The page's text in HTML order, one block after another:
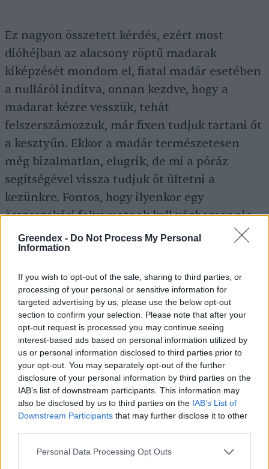
Greendex - Do Not Process My Personal
Information
If you wish to opt-out of the sale, sharing to third parties, or
processing of your personal or sensitive information for
targeted advertising by us, please use the below opt-out
section to confirm your selection. Please note that after your
opt-out request is processed you may continue seeing
interest-based ads based on personal information utilized by
us or personal information disclosed to third parties prior to
your opt-out. You may separately opt-out of the further
disclosure of your personal information by third parties on the
IAB’s list of downstream participants. This information may
also be disclosed by us to third parties on the IAB’s List of
Downstream Participants that may further disclose it to other
Personal Data Processing Opt Outs
Ez nagyon összetett kérdés, ezért most
dióhéjban az alacsony röptű madarak
kiképzését mondom el, fiatal madár esetében
a nulláról indítva, onnan kezdve, hogy a
madarat kézre vesszük, tehát
felszerszámozzuk, már fixen tudjuk tartani őt
a kesztyűn. Ekkor a madár természetesen
még bizalmatlan, elugrik, de mi a póráz
segítségével vissza tudjuk őt ültetni a
kezünkre. Fontos, hogy ilyenkor egy
összeszokási folyamatnak kell végbemennie,
kizárólag pozitív jutalmazással próbáljuk
elnyerni a madár bizalmát. A ragadozó
okozza, hogy miután jól lakott, emészthet. Ez
a leemésztési időszak. Nagyon pozitív tehát a
madár számára, amikor az ember kezén
jóllakik, majd a 6–8 órás emésztési folyamatot
kézen ücsörögve véghez tudja vinni. Ez
nagyon sokat segít a bizalom építésében.
Hogyan tanítod meg, hogy ő maga üljön a